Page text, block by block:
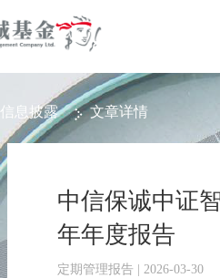
信息披露 文章详情
中信保诚中证
年年度报告
定期管理报告 | 2026-03-30